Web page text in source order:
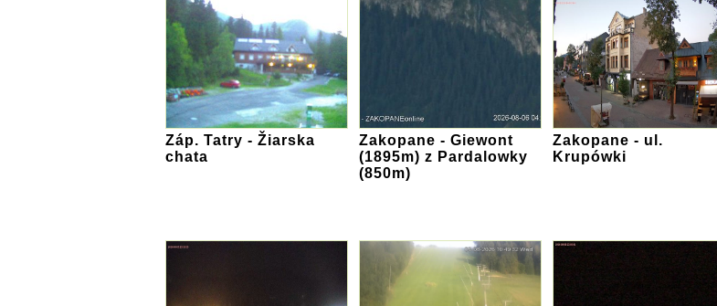
Záp. Tatry - Žiarska
chata
Zakopane - Giewont
(1895m) z Pardalowky
(850m)
Zakopane - ul.
Krupówki